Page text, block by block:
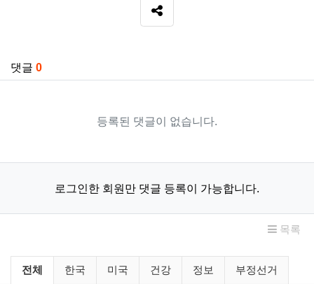
SNS 공유
댓글 0
등록된 댓글이 없습니다.
로그인한 회원만 댓글 등록이 가능합니다.
목록
유튜브 뉴스 분류 목록
전체 한국 미국 건강 정보 부정선거